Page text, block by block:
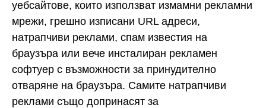
уебсайтове, които използват измамни рекламни
мрежи, грешно изписани URL адреси,
натрапчиви реклами, спам известия на
браузъра или вече инсталиран рекламен
софтуер с възможности за принудително
отваряне на браузъра. Самите натрапчиви
реклами също допринасят за